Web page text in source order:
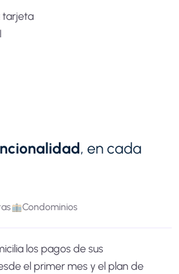
tarjeta
, en cada
Condominios
los pagos de sus
el primer mes y el plan de